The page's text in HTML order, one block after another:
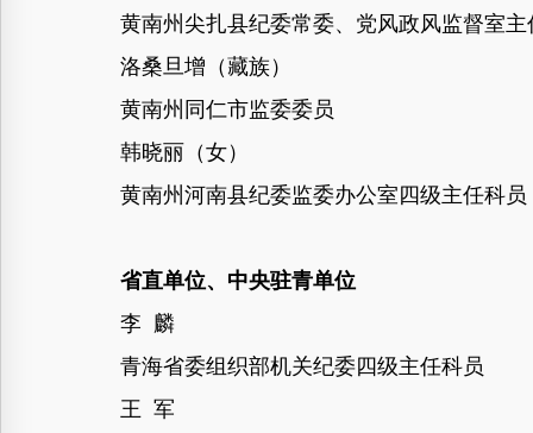
黄南州尖扎县纪委常委、党风政风监督室
洛桑旦增（藏族）
黄南州同仁市监委委员
韩晓丽（女）
黄南州河南县纪委监委办公室四级主任科员
省直单位、中央驻青单位
李 麟
青海省委组织部机关纪委四级主任科员
王 军